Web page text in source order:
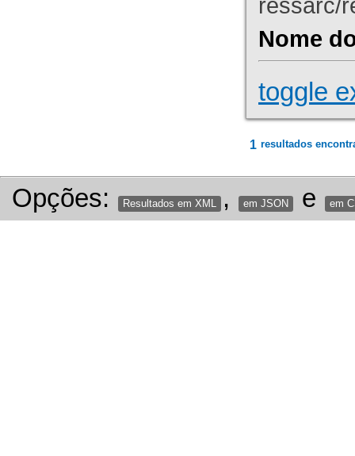
Nome
toggle
1 resultados
Opções: Resultados em XML , em JSON e em